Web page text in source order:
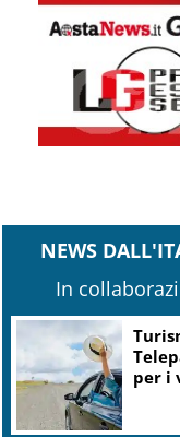
NEWS
In
per i